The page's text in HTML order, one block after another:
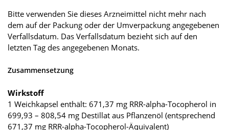
Bitte verwenden Sie dieses Arzneimittel nicht mehr nach
dem auf der Packung oder der Umverpackung angegebenen
Verfallsdatum. Das Verfallsdatum bezieht sich auf den
letzten Tag des angegebenen Monats.
Zusammensetzung
Wirkstoff
1 Weichkapsel enthält: 671,37 mg RRR-alpha-Tocopherol in
699,93 – 808,54 mg Destillat aus Pflanzenöl (entsprechend
671,37 mg RRR-alpha-Tocopherol-Äquivalent)